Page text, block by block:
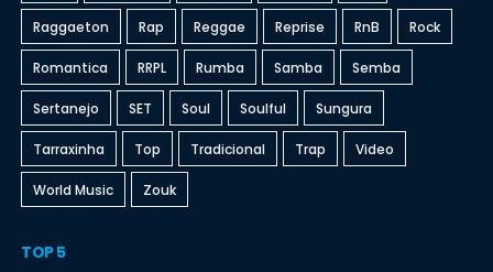
Raggaeton Rap Reggae Reprise RnB Rock
Romantica RRPL Rumba Samba Semba
Sertanejo SET Soul Soulful Sungura
Tarraxinha Top Tradicional Trap Video
World Music Zouk
TOP 5